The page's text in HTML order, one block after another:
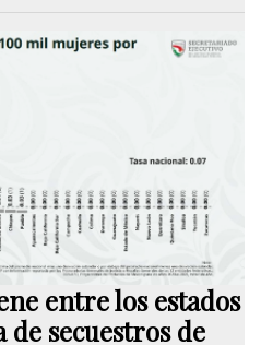
entre los estados
de secuestros de